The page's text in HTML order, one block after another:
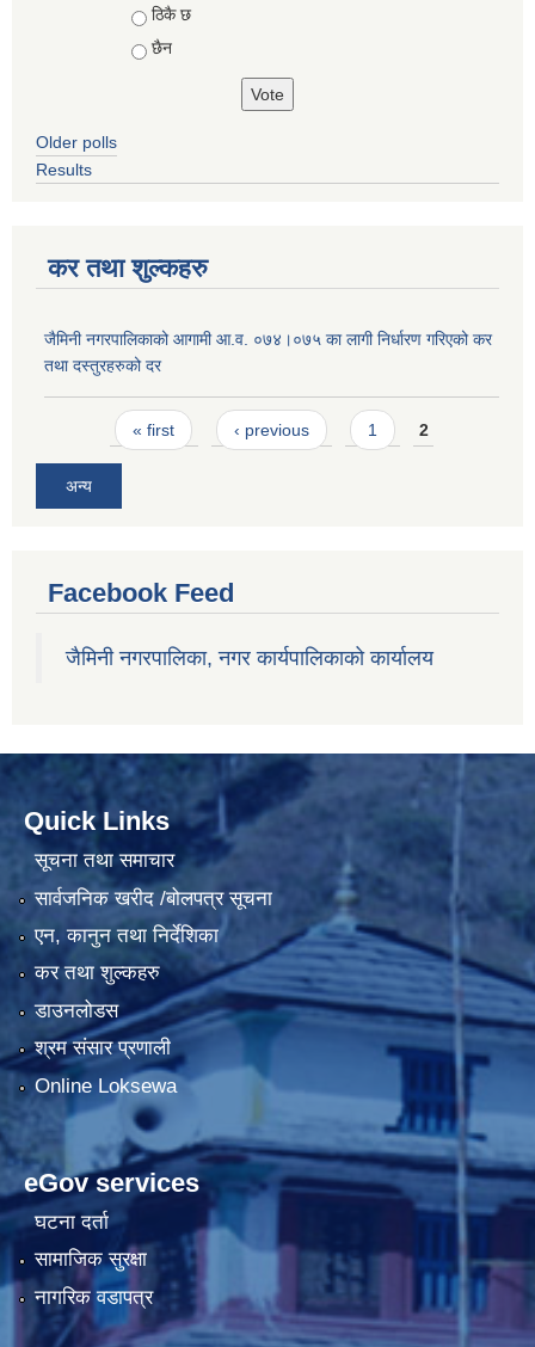
ठिकै छ
छैन
Older polls
Results
कर तथा शुल्कहरु
जैमिनी नगरपालिकाको आगामी आ.व. ०७४।०७५ का लागी निर्धारण गरिएको कर
तथा दस्तुरहरुको दर
Pages« first ‹ previous 1 2
अन्य
Facebook Feed
जैमिनी नगरपालिका, नगर कार्यपालिकाको कार्यालय
Quick Links
सूचना तथा समाचार
सार्वजनिक खरीद /बोलपत्र सूचना
एन, कानुन तथा निर्देशिका
कर तथा शुल्कहरु
डाउनलोडस
श्रम संसार प्रणाली
Online Loksewa
eGov services
घटना दर्ता
सामाजिक सुरक्षा
नागरिक वडापत्र